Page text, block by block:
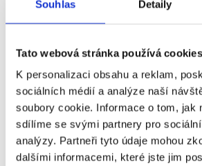
Souhlas Detaily
Tato webová stránka používá cookies
K personalizaci obsahu a reklam,
sociálních médií a analýze naší
soubory cookie. Informace o tom, jak
sdílíme se svými partnery pro
analýzy. Partneři tyto údaje mohou
dalšími informacemi, které jste jim
Ajax Amsterdam - Go
Ahead Eagles
kategorie
Ajax Amsterdam - Go
Ahead Eagles
Deventer - 2.
kategorie